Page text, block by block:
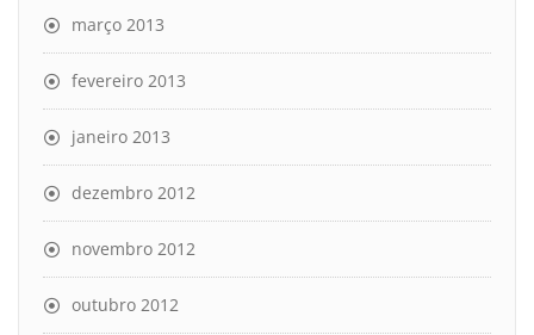
março 2013
fevereiro 2013
janeiro 2013
dezembro 2012
novembro 2012
outubro 2012